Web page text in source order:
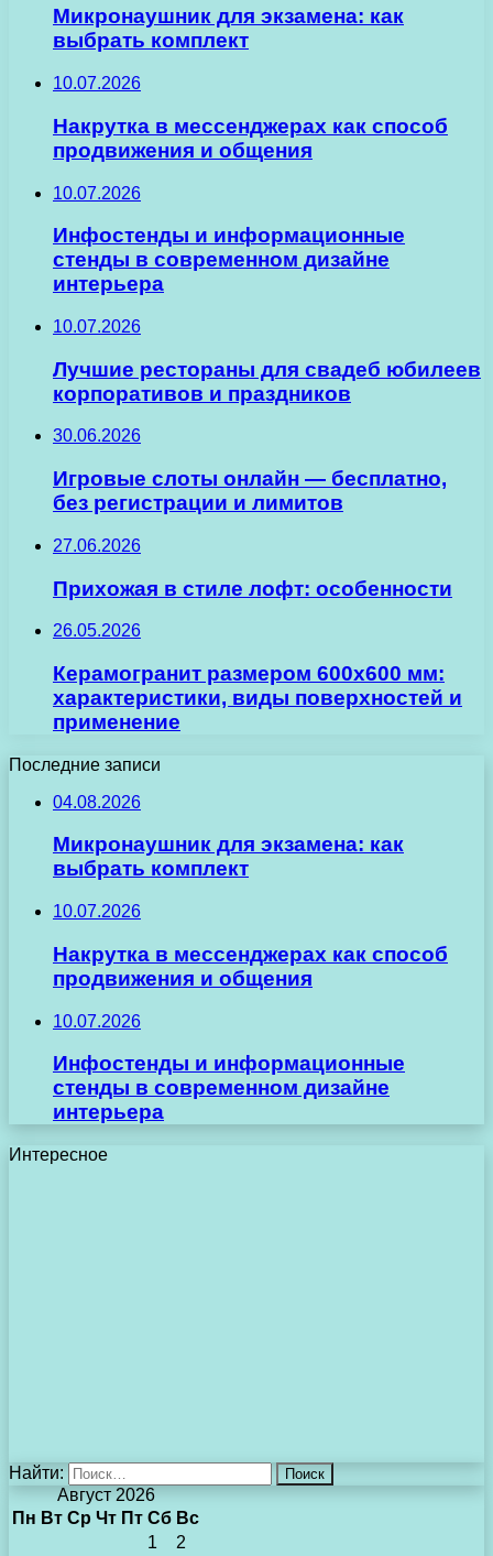
Микронаушник для экзамена: как
выбрать комплект
10.07.2026
Накрутка в мессенджерах как способ
продвижения и общения
10.07.2026
Инфостенды и информационные
стенды в современном дизайне
интерьера
10.07.2026
Лучшие рестораны для свадеб юбилеев
корпоративов и праздников
30.06.2026
Игровые слоты онлайн — бесплатно,
без регистрации и лимитов
27.06.2026
Прихожая в стиле лофт: особенности
26.05.2026
Керамогранит размером 600х600 мм:
характеристики, виды поверхностей и
применение
Последние записи
04.08.2026
Микронаушник для экзамена: как
выбрать комплект
10.07.2026
Накрутка в мессенджерах как способ
продвижения и общения
10.07.2026
Инфостенды и информационные
стенды в современном дизайне
интерьера
Интересное
Найти:
Август 2026
Пн Вт Ср Чт Пт Сб Вс
1
2